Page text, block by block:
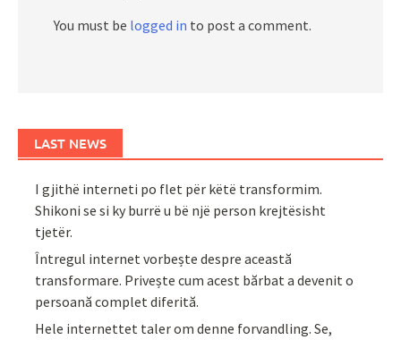
You must be logged in to post a comment.
LAST NEWS
I gjithë interneti po flet për këtë transformim.
Shikoni se si ky burrë u bë një person krejtësisht
tjetër.
Întregul internet vorbește despre această
transformare. Privește cum acest bărbat a devenit o
persoană complet diferită.
Hele internettet taler om denne forvandling. Se,